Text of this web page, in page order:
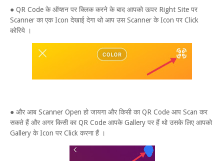
● QR Code के ऑप्शन पर क्लिक करने के बाद आपको ऊपर Right Site पर
Scanner का एक Icon देखाई देगा थो आप उस Scanner के Icon पर Click
कोरिये ।
● और आब Scanner Open हो जायगा और किसी का QR Code आप Scan कर
सकते हैं और अगर किसी का QR Code आपके Gallery पर हैं थो उसके लिए आपको
Gallery के Icon पर Click करना हैं ।